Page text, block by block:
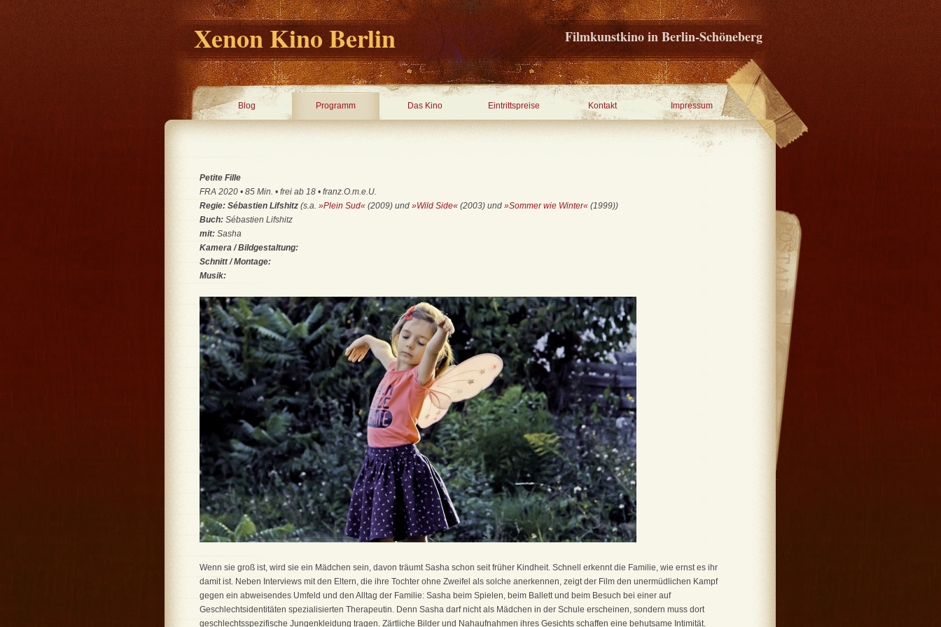
Xenon Kino Berlin Filmkunstkino in Berlin-Schöneberg
Blog Programm Das Kino Eintrittspreise Kontakt Impressum
Petite Fille
FRA 2020 • 85 Min. • frei ab 18 • franz.O.m.e.U.
Regie: Sébastien Lifshitz (s.a. »Plein Sud« (2009) und »Wild Side« (2003) und »Sommer wie Winter« (1999))
Buch: Sébastien Lifshitz
mit: Sasha
Kamera / Bildgestaltung:
Schnitt / Montage:
Musik:
Wenn sie groß ist, wird sie ein Mädchen sein, davon träumt Sasha schon seit früher Kindheit. Schnell erkennt die Familie, wie ernst es ihr
damit ist. Neben Interviews mit den Eltern, die ihre Tochter ohne Zweifel als solche anerkennen, zeigt der Film den unermüdlichen Kampf
gegen ein abweisendes Umfeld und den Alltag der Familie: Sasha beim Spielen, beim Ballett und beim Besuch bei einer auf
Geschlechtsidentitäten spezialisierten Therapeutin. Denn Sasha darf nicht als Mädchen in der Schule erscheinen, sondern muss dort
geschlechtsspezifische Jungenkleidung tragen. Zärtliche Bilder und Nahaufnahmen ihres Gesichts schaffen eine behutsame Intimität.